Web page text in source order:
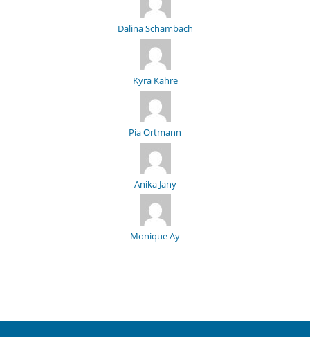
Dalina Schambach
Kyra Kahre
Pia Ortmann
Anika Jany
Monique Ay